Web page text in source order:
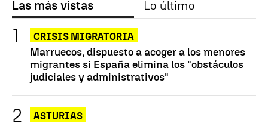
Las más vistas Lo último
CRISIS MIGRATORIA
Marruecos, dispuesto a acoger a los menores
migrantes si España elimina los "obstáculos
judiciales y administrativos"
ASTURIAS